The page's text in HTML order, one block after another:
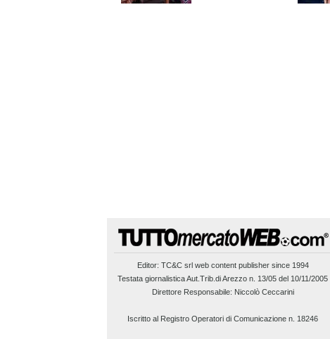
Editor: TC&C srl web content publisher since 1994
Testata giornalistica Aut.Trib.di Arezzo n. 13/05 del 10/11/2005
Direttore Responsabile: Niccolò Ceccarini
Iscritto al Registro Operatori di Comunicazione n. 18246